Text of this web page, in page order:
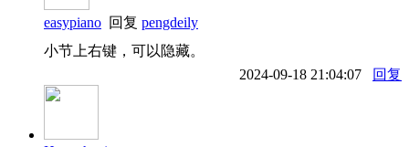
easypiano 回复 pengdeily
小节上右键，可以隐藏。
2024-09-18 21:04:07
回复